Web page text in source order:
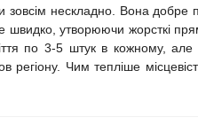
нескладно. Вона добре
утворюючи жорсткі
по 3-5 штук в кожному, але
регіону. Чим тепліше